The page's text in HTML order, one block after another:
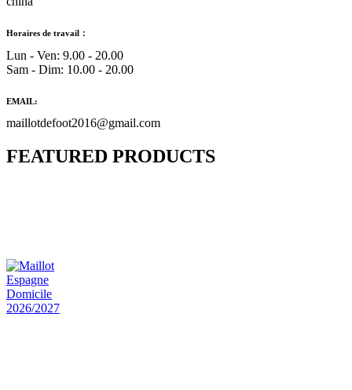
Horaires de travail：
Lun - Ven: 9.00 - 20.00
Sam - Dim: 10.00 - 20.00
EMAIL:
maillotdefoot2016@gmail.com
FEATURED PRODUCTS